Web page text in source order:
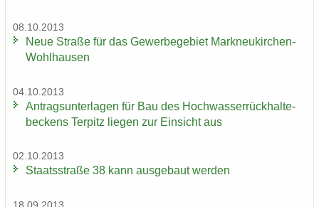
08.10.2013
Neue Stra­ße für das Ge­wer­be­ge­biet Markneukirchen-​
Wohlhausen
04.10.2013
An­trags­un­ter­la­gen für Bau des Hoch­was­ser­rück­hal­te­
be­ckens Ter­pitz lie­gen zur Ein­sicht aus
02.10.2013
Staats­stra­ße 38 kann aus­ge­baut wer­den